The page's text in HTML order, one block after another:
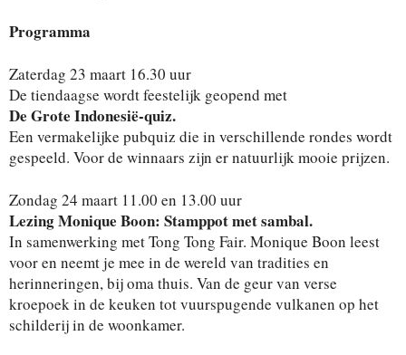
Programma
Zaterdag 23 maart 16.30 uur
De tiendaagse wordt feestelijk geopend met
De Grote Indonesië-quiz.
Een vermakelijke pubquiz die in verschillende rondes wordt
gespeeld. Voor de winnaars zijn er natuurlijk mooie prijzen.
Zondag 24 maart 11.00 en 13.00 uur
Lezing Monique Boon: Stamppot met sambal.
In samenwerking met Tong Tong Fair. Monique Boon leest
voor en neemt je mee in de wereld van tradities en
herinneringen, bij oma thuis. Van de geur van verse
kroepoek in de keuken tot vuurspugende vulkanen op het
schilderij in de woonkamer.